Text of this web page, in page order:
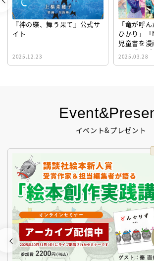
イベント&プレゼント
『神の蝶、舞う果て』公式サ
イト
2025.12.23
「竜が呼
ひかり」
児童書を
イト『ビ
生！
2025.03.28